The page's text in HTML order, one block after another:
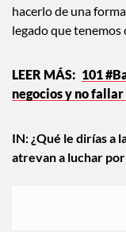
fiestas Patrias o el
hacerlo de una
101
IN:¿Qué le dirías a